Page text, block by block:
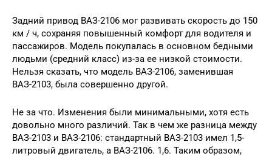
Задний привод ВАЗ-2106 мог развивать скорость до 150
км / ч, сохраняя повышенный комфорт для водителя и
пассажиров. Модель покупалась в основном бедными
людьми (средний класс) из-за ее низкой стоимости.
Нельзя сказать, что модель ВАЗ-2106, заменившая
ВАЗ-2103, была совершенно другой.
Не за что. Изменения были минимальными, хотя есть
довольно много различий. Так в чем же разница между
ВАЗ-2103 и ВАЗ-2106: стандартный ВАЗ-2103 имел 1,5-
литровый двигатель, а ВАЗ-2106. 1,6. Таким образом,